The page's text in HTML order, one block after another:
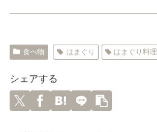
食べ物 はまぐり はまぐり料理
シェアする